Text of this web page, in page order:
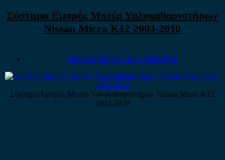
Σύστημα Εμπρός Μοτέρ Υαλοκαθαριστήρων
Nissan Micra K12 2003-2010
NISSAN MICRA K12 2003-2010
Σύστημα Εμπρός Μοτέρ Υαλοκαθαριστήρων Nissan Micra K12
2003-2010